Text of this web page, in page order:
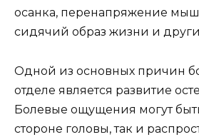
осанка, перенапряжение
сидячий образ жизни и
Одной из основных причин
отделе является развитие
Болевые ощущения могут
стороне головы, так и